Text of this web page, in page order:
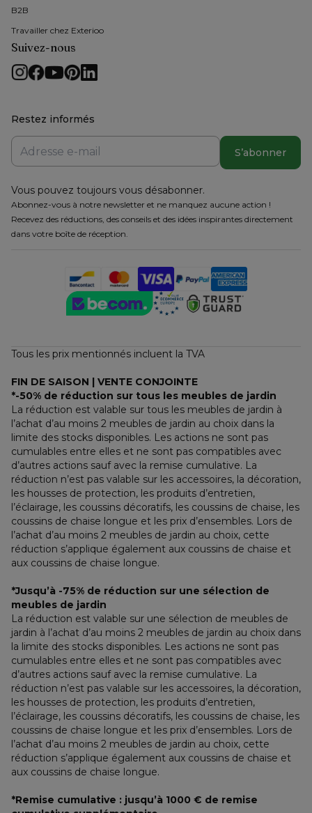
B2B
Travailler chez Exterioo
Suivez-nous
Restez informés
S’abonner
Vous pouvez toujours vous désabonner.
Abonnez-vous à notre newsletter et ne manquez aucune action !
Recevez des réductions, des conseils et des idées inspirantes directement
dans votre boîte de réception.
Tous les prix mentionnés incluent la TVA
FIN DE SAISON | VENTE CONJOINTE
*-50% de réduction sur tous les meubles de jardin
La réduction est valable sur tous les meubles de jardin à
l’achat d’au moins 2 meubles de jardin au choix dans la
limite des stocks disponibles. Les actions ne sont pas
cumulables entre elles et ne sont pas compatibles avec
d’autres actions sauf avec la remise cumulative. La
réduction n’est pas valable sur les accessoires, la décoration,
les housses de protection, les produits d’entretien,
l’éclairage, les coussins décoratifs, les coussins de chaise, les
coussins de chaise longue et les prix d’ensembles. Lors de
l’achat d’au moins 2 meubles de jardin au choix, cette
réduction s’applique également aux coussins de chaise et
aux coussins de chaise longue.
*Jusqu’à -75% de réduction sur une sélection de
meubles de jardin
La réduction est valable sur une sélection de meubles de
jardin à l’achat d’au moins 2 meubles de jardin au choix dans
la limite des stocks disponibles. Les actions ne sont pas
cumulables entre elles et ne sont pas compatibles avec
d’autres actions sauf avec la remise cumulative. La
réduction n’est pas valable sur les accessoires, la décoration,
les housses de protection, les produits d’entretien,
l’éclairage, les coussins décoratifs, les coussins de chaise, les
coussins de chaise longue et les prix d’ensembles. Lors de
l’achat d’au moins 2 meubles de jardin au choix, cette
réduction s’applique également aux coussins de chaise et
aux coussins de chaise longue.
*Remise cumulative : jusqu’à 1000 € de remise